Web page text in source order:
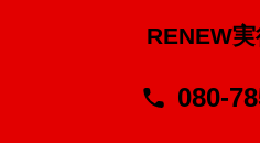
RENEW
080-